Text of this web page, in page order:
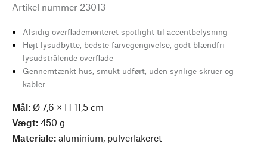
Artikel nummer 23013
Alsidig overflademonteret spotlight til accentbelysning
Højt lysudbytte, bedste farvegengivelse, godt blændfri
lysudstrålende overflade
Gennemtænkt hus, smukt udført, uden synlige skruer og
kabler
Mål: Ø 7,6 × H 11,5 cm
Vægt: 450 g
Materiale: aluminium, pulverlakeret